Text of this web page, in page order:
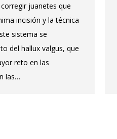
juanetes que
incisión y la técnica
sistema se
del hallux valgus, que
reto en las
las…